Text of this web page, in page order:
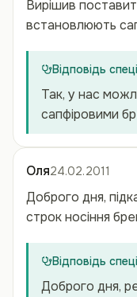
Вирішив
встановлюють
Відповідь
Так, у нас
сапфіровими
Оля24.02.2011
Доброго дня,
строк носіння
Відповідь
Доброго дня,